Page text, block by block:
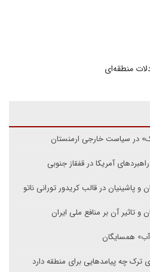
منطقه‌ای
در سیاست خارجی ارمنستان
آمریکا در قفقاز جنوبی
پاشینیان در قالب کریدور تورانی ناتو
تاثیر آن بر منافع ملی ایران
همسایگان
چه پیامدهایی برای منطقه دارد